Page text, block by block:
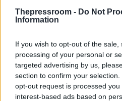
Thepressroom - Do Not
Information
If you wish to opt-out of the
processing of your personal or
targeted advertising by us,
section to confirm your
opt-out request is processed
interest-based ads based on